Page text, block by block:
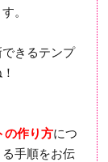
。
きるテンプ
の作り方につ
手順をお伝